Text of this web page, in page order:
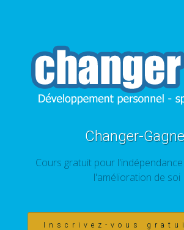
Changer-
Cours gratuit pour
l'amélioration de soi
Inscrivez-vous